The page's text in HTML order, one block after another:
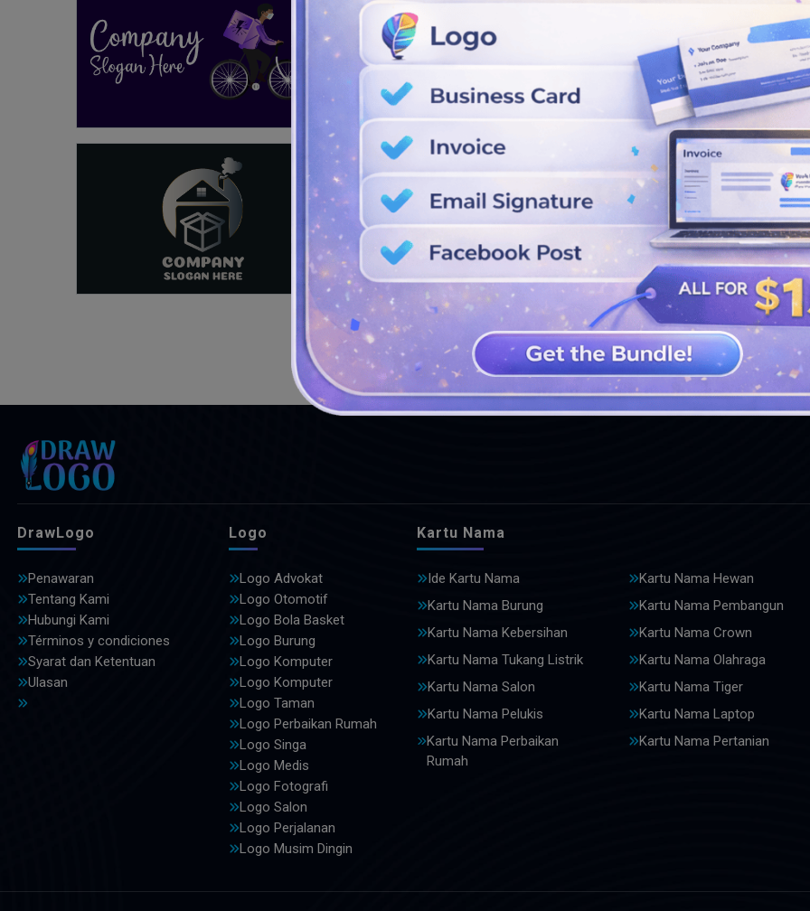
LIHAT DESAIN LEBIH LANJUT
DrawLogo
Penawaran
Tentang Kami
Hubungi Kami
Términos y condiciones
Syarat dan Ketentuan
Ulasan
Logo
Logo Advokat
Logo Otomotif
Logo Bola Basket
Logo Burung
Logo Komputer
Logo Komputer
Logo Taman
Logo Perbaikan Rumah
Logo Singa
Logo Medis
Logo Fotografi
Logo Salon
Logo Perjalanan
Logo Musim Dingin
Kartu Nama
Ide Kartu Nama
Kartu Nama Hewan
Kartu Nama Burung
Kartu Nama Pembangun
Kartu Nama Kebersihan
Kartu Nama Crown
Kartu Nama Tukang Listrik
Kartu Nama Olahraga
Kartu Nama Salon
Kartu Nama Tiger
Kartu Nama Pelukis
Kartu Nama Laptop
Kartu Nama Perbaikan
Rumah
Kartu Nama Pertanian